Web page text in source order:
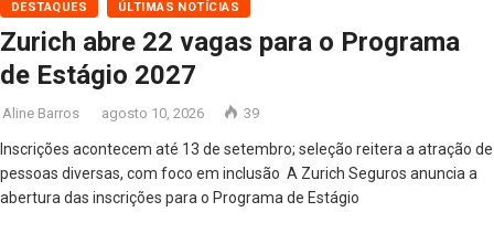
DESTAQUES ÚLTIMAS NOTÍCIAS
Zurich abre 22 vagas para o Programa
de Estágio 2027
Aline Barros agosto 10, 2026 39
Inscrições acontecem até 13 de setembro; seleção reitera a atração de
pessoas diversas, com foco em inclusão A Zurich Seguros anuncia a
abertura das inscrições para o Programa de Estágio